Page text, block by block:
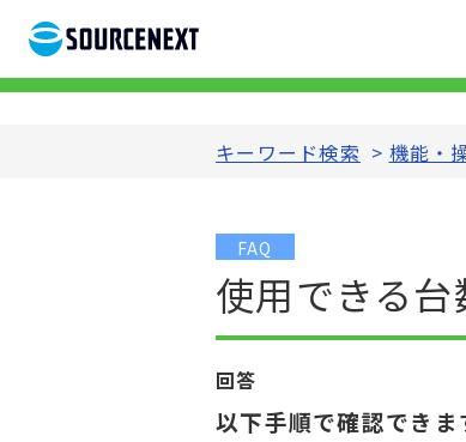
キーワード検索 > 機能・
FAQ
使用できる
回答
以下手順で確認できま